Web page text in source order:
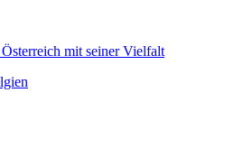
Österreich mit seiner Vielfalt